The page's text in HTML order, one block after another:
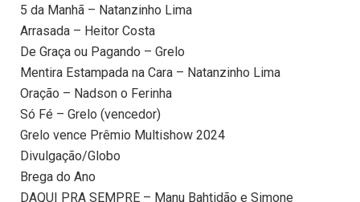
5 da Manhã – Natanzinho Lima
Arrasada – Heitor Costa
De Graça ou Pagando – Grelo
Mentira Estampada na Cara – Natanzinho Lima
Oração – Nadson o Ferinha
Só Fé – Grelo (vencedor)
Grelo vence Prêmio Multishow 2024
Divulgação/Globo
Brega do Ano
DAQUI PRA SEMPRE – Manu Bahtidão e Simone